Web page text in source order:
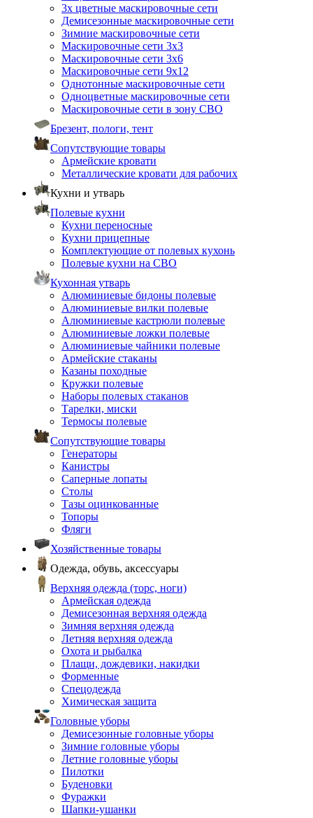
3х цветные маскировочные сети
Демисезонные маскировочные сети
Зимние маскировочные сети
Маскировочные сети 3х3
Маскировочные сети 3х6
Маскировочные сети 9х12
Однотонные маскировочные сети
Одноцветные маскировочные сети
Маскировочные сети в зону СВО
Брезент, пологи, тент
Сопутствующие товары
Армейские кровати
Металлические кровати для рабочих
Кухни и утварь
Полевые кухни
Кухни переносные
Кухни прицепные
Комплектующие от полевых кухонь
Полевые кухни на СВО
Кухонная утварь
Алюминиевые бидоны полевые
Алюминиевые вилки полевые
Алюминиевые кастрюли полевые
Алюминиевые ложки полевые
Алюминиевые чайники полевые
Армейские стаканы
Казаны походные
Кружки полевые
Наборы полевых стаканов
Тарелки, миски
Термосы полевые
Сопутствующие товары
Генераторы
Канистры
Саперные лопаты
Столы
Тазы оцинкованные
Топоры
Фляги
Хозяйственные товары
Одежда, обувь, аксессуары
Верхняя одежда (торс, ноги)
Армейская одежда
Демисезонная верхняя одежда
Зимняя верхняя одежда
Летняя верхняя одежда
Охота и рыбалка
Плащи, дождевики, накидки
Форменные
Спецодежда
Химическая защита
Головные уборы
Демисезонные головные уборы
Зимние головные уборы
Летние головные уборы
Пилотки
Буденовки
Фуражки
Шапки-ушанки